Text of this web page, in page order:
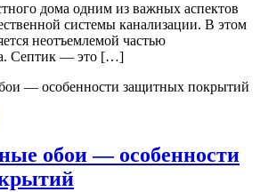
дома одним из важных аспектов
системы канализации. В этом
неотъемлемой частью
Септик — это […]
обои — особенности